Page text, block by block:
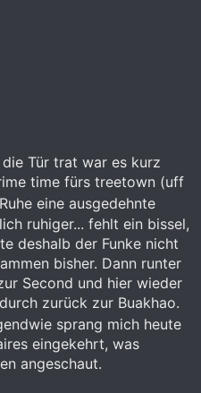
Tür trat war es kurz
time fürs treetown (uff
eine ausgedehnte
ruhiger... fehlt ein bissel,
deshalb der Funke nicht
bisher. Dann runter
Second und hier wieder
zurück zur Buakhao.
sprang mich heute
eingekehrt, was
angeschaut.